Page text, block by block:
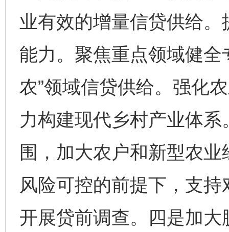
业有效的增量信贷供给
能力。聚焦重点领域健全
农”领域信贷供给。强化
力构建现代乡村产业体
围，加大农户和新型农
风险可控的前提下，支
开展贷前调查。四是加